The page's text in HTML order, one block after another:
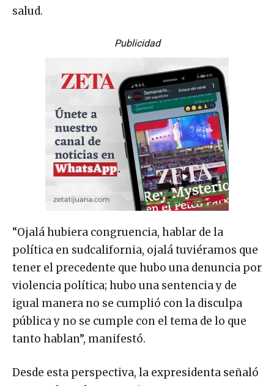
salud.
Publicidad
“Ojalá hubiera congruencia, hablar de la
política en sudcalifornia, ojalá tuviéramos que
tener el precedente que hubo una denuncia por
violencia política; hubo una sentencia y de
igual manera no se cumplió con la disculpa
pública y no se cumple con el tema de lo que
tanto hablan”, manifestó.
Desde esta perspectiva, la expresidenta señaló